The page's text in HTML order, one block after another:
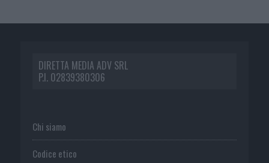
DIRETTA MEDIA ADV SRL
P.I. 02839380306
Chi siamo
Codice etico